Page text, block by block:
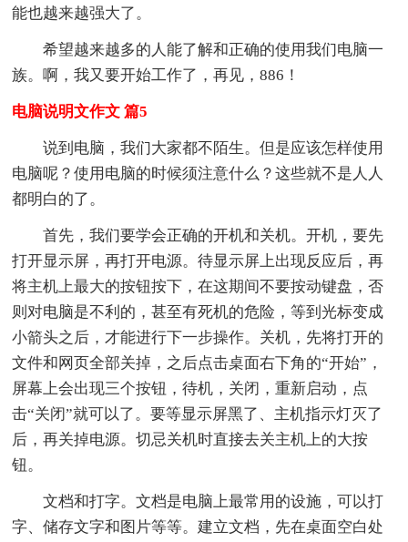
能也越来越强大了。
希望越来越多的人能了解和正确的使用我们电脑一
族。啊，我又要开始工作了，再见，886！
电脑说明文作文 篇5
说到电脑，我们大家都不陌生。但是应该怎样使用
电脑呢？使用电脑的时候须注意什么？这些就不是人人
都明白的了。
首先，我们要学会正确的开机和关机。开机，要先
打开显示屏，再打开电源。待显示屏上出现反应后，再
将主机上最大的按钮按下，在这期间不要按动键盘，否
则对电脑是不利的，甚至有死机的危险，等到光标变成
小箭头之后，才能进行下一步操作。关机，先将打开的
文件和网页全部关掉，之后点击桌面右下角的“开始”，
屏幕上会出现三个按钮，待机，关闭，重新启动，点
击“关闭”就可以了。要等显示屏黑了、主机指示灯灭了
后，再关掉电源。切忌关机时直接去关主机上的大按
钮。
文档和打字。文档是电脑上最常用的设施，可以打
字、储存文字和图片等等。建立文档，先在桌面空白处